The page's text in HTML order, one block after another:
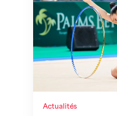
Actualités